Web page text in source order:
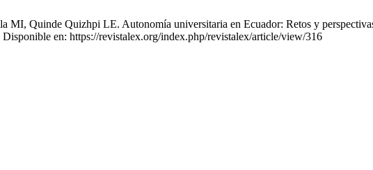
Quinde Quizhpi LE. Autonomía universitaria en Ecuador: Retos y
en: https://revistalex.org/index.php/revistalex/article/view/316